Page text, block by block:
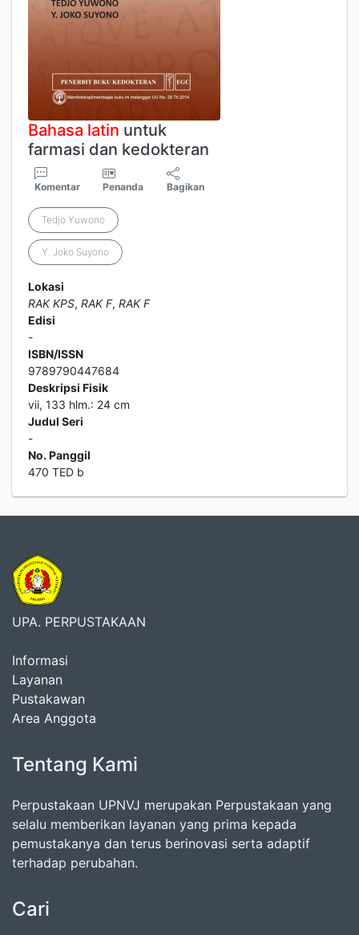
Bahasa latin untuk
farmasi dan kedokteran
Komentar Penanda Bagikan
Tedjo Yuwono
Y. Joko Suyono
Lokasi
RAK KPS, RAK F, RAK F
Edisi
-
ISBN/ISSN
9789790447684
Deskripsi Fisik
vii, 133 hlm.: 24 cm
Judul Seri
-
No. Panggil
470 TED b
UPA. PERPUSTAKAAN
Informasi
Layanan
Pustakawan
Area Anggota
Tentang Kami
Perpustakaan UPNVJ merupakan Perpustakaan yang
selalu memberikan layanan yang prima kepada
pemustakanya dan terus berinovasi serta adaptif
terhadap perubahan.
Cari